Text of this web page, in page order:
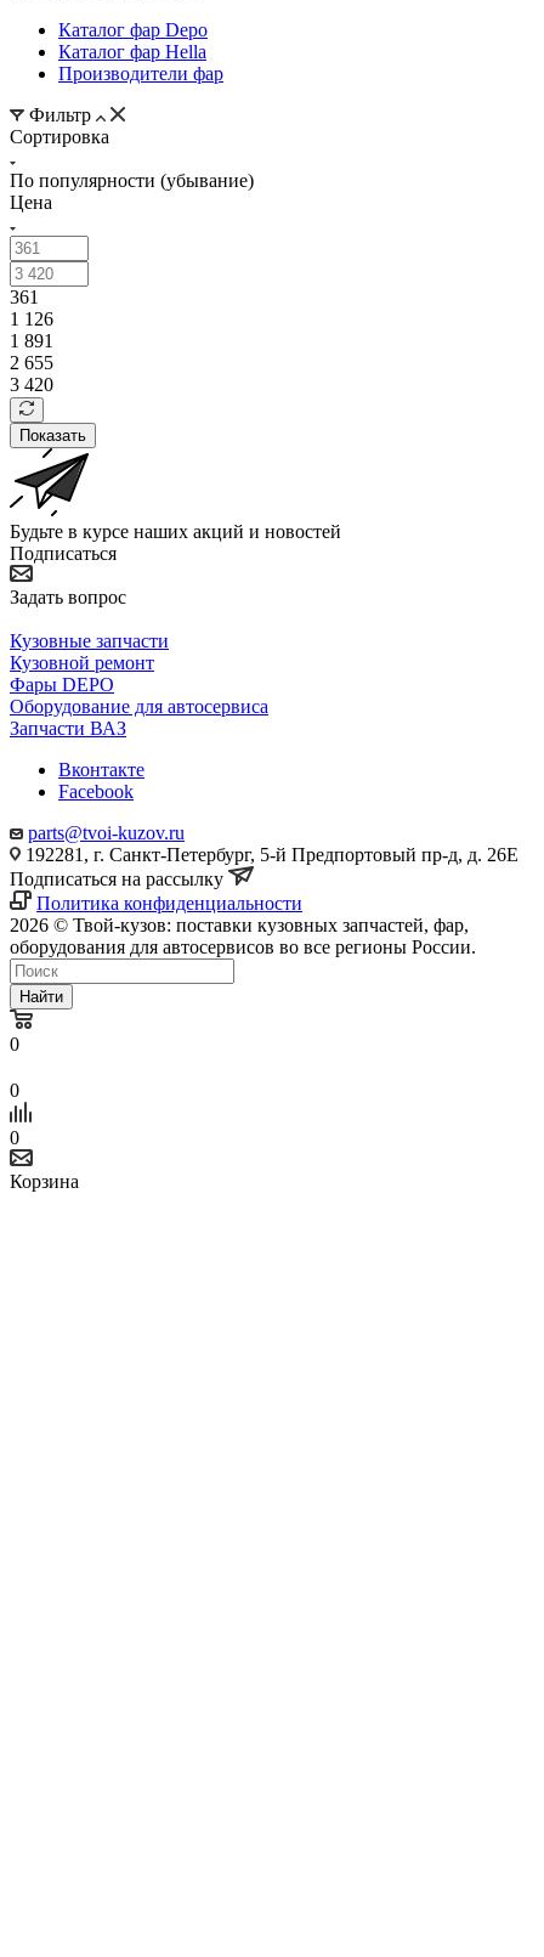
Каталог фар Depo
Каталог фар Hella
Производители фар
Фильтр
Сортировка
По популярности (убывание)
Цена
361
1 126
1 891
2 655
3 420
Показать
Будьте в курсе наших акций и новостей
Подписаться
Задать вопрос
Кузовные запчасти
Кузовной ремонт
Фары DEPO
Оборудование для автосервиса
Запчасти ВАЗ
Вконтакте
Facebook
parts@tvoi-kuzov.ru
192281, г. Санкт-Петербург, 5-й Предпортовый пр-д, д. 26Е
Подписаться на рассылку
Политика конфиденциальности
2026 © Твой-кузов: поставки кузовных запчастей, фар,
оборудования для автосервисов во все регионы России.
Найти
0
0
0
Корзина